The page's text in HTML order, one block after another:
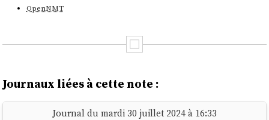
OpenNMT
Journaux liées à cette note :
Journal du mardi 30 juillet 2024 à 16:33